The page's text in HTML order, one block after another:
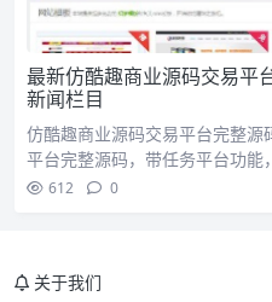
最新仿酷趣商业源码交易平
新闻栏目
仿酷趣商业源码交易平台完整
平台完整源码，带任务平台功
612 0
关于我们